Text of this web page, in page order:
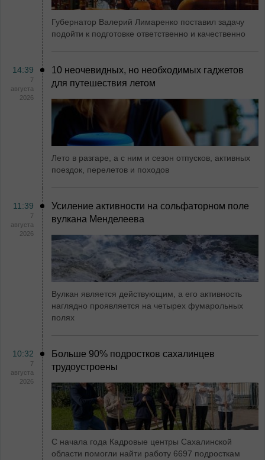
Губернатор Валерий Лимаренко поставил задачу
подойти к подготовке ответственно и качественно
14:39
7
августа
2026
10 неочевидных, но необходимых гаджетов
для путешествия летом
Лето в разгаре, а с ним и сезон отпусков, активных
поездок, перелетов и походов
11:39
7
августа
2026
Усиление активности на сольфаторном поле
вулкана Менделеева
Вулкан является действующим, а его активность
наглядно проявляется на четырех фумарольных
полях
10:32
7
августа
2026
Больше 90% подростков сахалинцев
трудоустроены
С начала года Кадровые центры Сахалинской
области помогли найти работу 6697 подросткам